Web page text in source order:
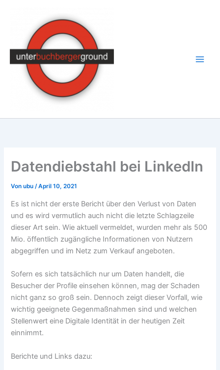
Datendiebstahl bei LinkedIn
Vonubu/April 10, 2021
Es ist nicht der erste Bericht über den Verlust von Daten
und es wird vermutlich auch nicht die letzte Schlagzeile
dieser Art sein. Wie aktuell vermeldet, wurden mehr als 500
Mio. öffentlich zugängliche Informationen von Nutzern
abgegriffen und im Netz zum Verkauf angeboten.
Sofern es sich tatsächlich nur um Daten handelt, die
Besucher der Profile einsehen können, mag der Schaden
nicht ganz so groß sein. Dennoch zeigt dieser Vorfall, wie
wichtig geeignete Gegenmaßnahmen sind und welchen
Stellenwert eine Digitale Identität in der heutigen Zeit
einnimmt.
Berichte und Links dazu: